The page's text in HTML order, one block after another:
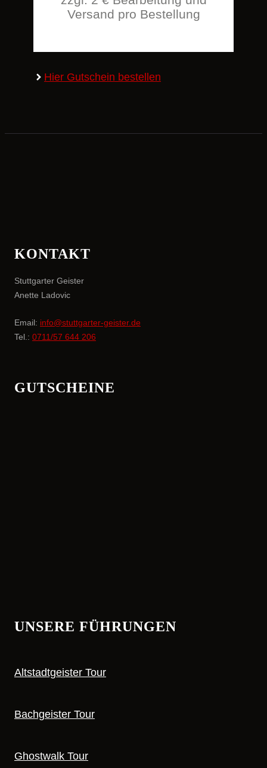
Versand pro Bestellung
Hier Gutschein bestellen
KONTAKT
Stuttgarter Geister
Anette Ladovic
Email: info@stuttgarter-geister.de
Tel.: 0711/57 644 206
UNSERE FÜHRUNGEN
Altstadtgeister Tour
Bachgeister Tour
Ghostwalk Tour
GUTSCHEINE